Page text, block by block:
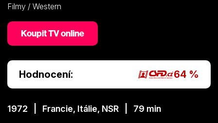
Filmy / Western
Koupit TV online
Hodnocení: 64 %
1972 | Francie, Itálie, NSR | 79 min